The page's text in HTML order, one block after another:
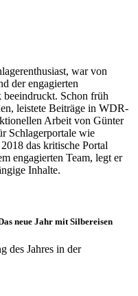
war von
der engagierten
beeindruckt. Schon früh
leistete Beiträge in WDR-
Arbeit von Günter
Schlagerportale wie
das kritische Portal
engagierten Team, legt er
Inhalte.
neue Jahr mit Silbereisen
des Jahres in der